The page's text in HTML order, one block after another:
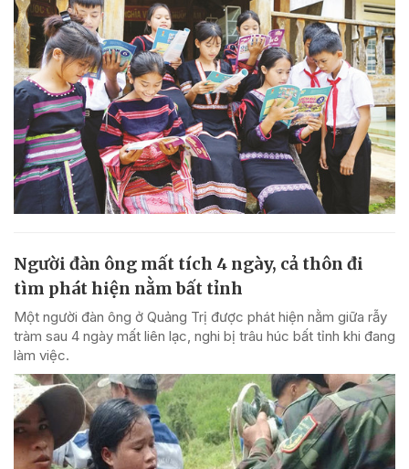
Người đàn ông mất tích 4 ngày, cả thôn đi
tìm phát hiện nằm bất tỉnh
Một người đàn ông ở Quảng Trị được phát hiện nằm giữa rẫy
tràm sau 4 ngày mất liên lạc, nghi bị trâu húc bất tỉnh khi đang
làm việc.